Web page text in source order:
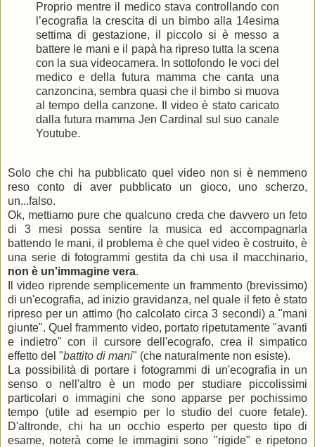
Proprio mentre il medico stava controllando con
l’ecografia la crescita di un bimbo alla 14esima
settima di gestazione, il piccolo si è messo a
battere le mani e il papà ha ripreso tutta la scena
con la sua videocamera. In sottofondo le voci del
medico e della futura mamma che canta una
canzoncina, sembra quasi che il bimbo si muova
al tempo della canzone. Il video è stato caricato
dalla futura mamma Jen Cardinal sul suo canale
Youtube.
Solo che chi ha pubblicato quel video non si è nemmeno
reso conto di aver pubblicato un gioco, uno scherzo,
un...falso.
Ok, mettiamo pure che qualcuno creda che davvero un feto
di 3 mesi possa sentire la musica ed accompagnarla
battendo le mani, il problema è che quel video è costruito, è
una serie di fotogrammi gestita da chi usa il macchinario,
non è un'immagine vera.
Il video riprende semplicemente un frammento (brevissimo)
di un'ecografia, ad inizio gravidanza, nel quale il feto è stato
ripreso per un attimo (ho calcolato circa 3 secondi) a "mani
giunte". Quel frammento video, portato ripetutamente "avanti
e indietro" con il cursore dell'ecografo, crea il simpatico
effetto del "battito di mani" (che naturalmente non esiste).
La possibilità di portare i fotogrammi di un'ecografia in un
senso o nell'altro è un modo per studiare piccolissimi
particolari o immagini che sono apparse per pochissimo
tempo (utile ad esempio per lo studio del cuore fetale).
D'altronde, chi ha un occhio esperto per questo tipo di
esame, noterà come le immagini sono "rigide" e ripetono